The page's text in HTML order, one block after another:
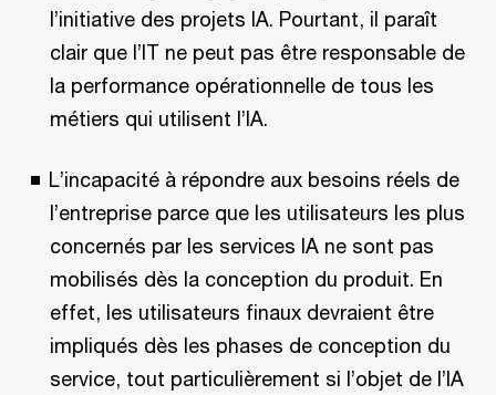
l’initiative des projets IA. Pourtant, il paraît
clair que l’IT ne peut pas être responsable de
la performance opérationnelle de tous les
métiers qui utilisent l’IA.
L’incapacité à répondre aux besoins réels de
l’entreprise parce que les utilisateurs les plus
concernés par les services IA ne sont pas
mobilisés dès la conception du produit. En
effet, les utilisateurs finaux devraient être
impliqués dès les phases de conception du
service, tout particulièrement si l’objet de l’IA